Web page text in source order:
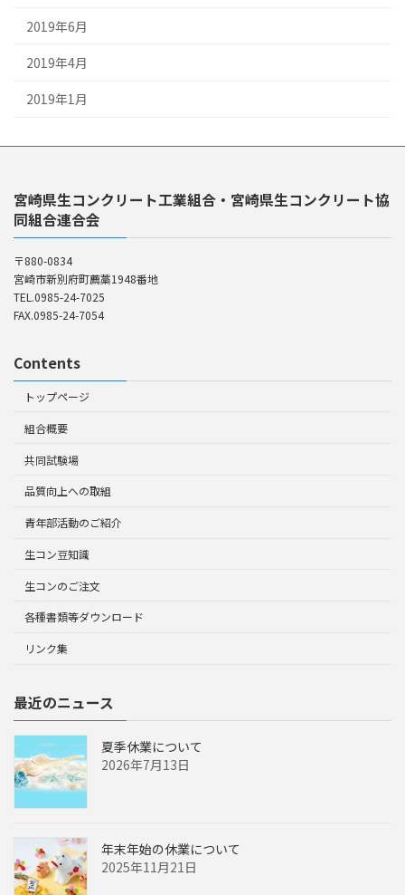
2019年6月
2019年4月
2019年1月
宮崎県生コンクリート工業組合・宮崎県生コンクリート協
同組合連合会
〒880-0834
宮崎市新別府町薦藁1948番地
TEL.0985-24-7025
FAX.0985-24-7054
Contents
トップページ
組合概要
共同試験場
品質向上への取組
青年部活動のご紹介
生コン豆知識
生コンのご注文
各種書類等ダウンロード
リンク集
最近のニュース
夏季休業について
2026年7月13日
年末年始の休業について
2025年11月21日